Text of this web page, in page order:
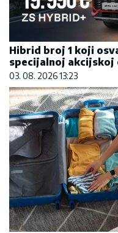
Hibrid broj 1 koji
specijalnoj akcijskoj
03. 08. 2026 13:23